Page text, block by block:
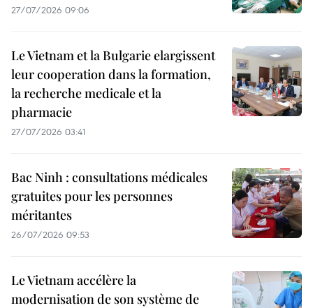
27/07/2026 09:06
Le Vietnam et la Bulgarie elargissent
leur cooperation dans la formation,
la recherche medicale et la
pharmacie
27/07/2026 03:41
Bac Ninh : consultations médicales
gratuites pour les personnes
méritantes
26/07/2026 09:53
Le Vietnam accélère la
modernisation de son système de